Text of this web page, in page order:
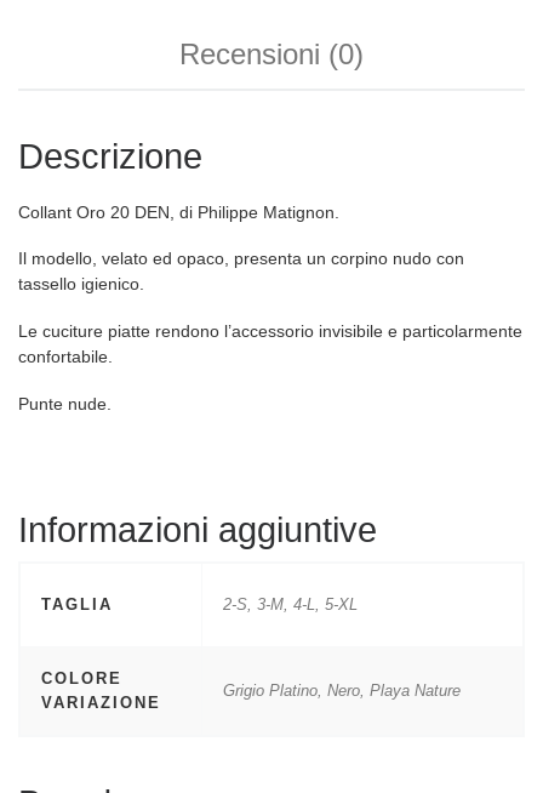
Recensioni (0)
Descrizione
Collant Oro 20 DEN, di Philippe Matignon.
Il modello, velato ed opaco, presenta un corpino nudo con
tassello igienico.
Le cuciture piatte rendono l’accessorio invisibile e particolarmente
confortabile.
Punte nude.
Informazioni aggiuntive
TAGLIA 2-S, 3-M, 4-L, 5-XL
COLORE
VARIAZIONE
Grigio Platino, Nero, Playa Nature